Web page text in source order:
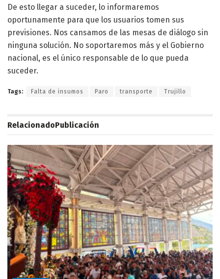
De esto llegar a suceder, lo informaremos
oportunamente para que los usuarios tomen sus
previsiones. Nos cansamos de las mesas de diálogo sin
ninguna solución. No soportaremos más y el Gobierno
nacional, es el único responsable de lo que pueda
suceder.
Tags: Falta de insumos Paro transporte Trujillo
RelacionadoPublicación